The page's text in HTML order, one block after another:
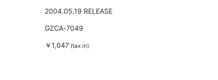
2004.05.19 RELEASE
GZCA-7049
￥1,047 (tax in)